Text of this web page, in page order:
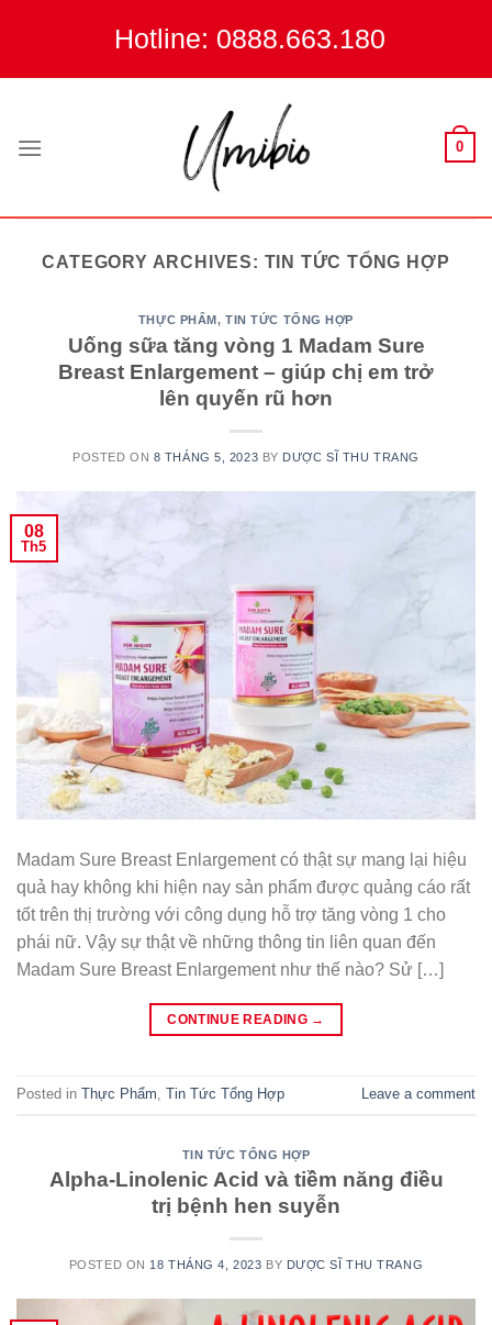
Hotline: 0888.663.180
0
CATEGORY ARCHIVES: TIN TỨC TỔNG HỢP
THỰC PHẨM,TIN TỨC TỔNG HỢP
Uống sữa tăng vòng 1 Madam Sure
Breast Enlargement – giúp chị em trở
lên quyến rũ hơn
POSTED ON 8 THÁNG 5, 2023 BY DƯỢC SĨ THU TRANG
08
Th5
Madam Sure Breast Enlargement có thật sự mang lại hiệu
quả hay không khi hiện nay sản phẩm được quảng cáo rất
tốt trên thị trường với công dụng hỗ trợ tăng vòng 1 cho
phái nữ. Vậy sự thật về những thông tin liên quan đến
Madam Sure Breast Enlargement như thế nào? Sử […]
CONTINUE READING →
Posted in Thực Phẩm, Tin Tức Tổng Hợp Leave a comment
TIN TỨC TỔNG HỢP
Alpha-Linolenic Acid và tiềm năng điều
trị bệnh hen suyễn
POSTED ON 18 THÁNG 4, 2023 BY DƯỢC SĨ THU TRANG